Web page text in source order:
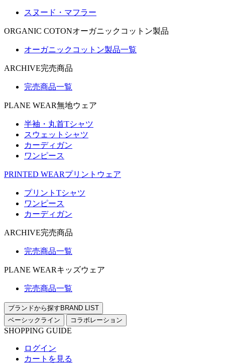
スヌード・マフラー
ORGANIC COTONオーガニックコットン製品
オーガニックコットン製品一覧
ARCHIVE完売商品
完売商品一覧
PLANE WEAR無地ウェア
半袖・丸首Tシャツ
スウェットシャツ
カーディガン
ワンピース
PRINTED WEARプリントウェア
プリントTシャツ
ワンピース
カーディガン
ARCHIVE完売商品
完売商品一覧
PLANE WEARキッズウェア
完売商品一覧
ブランドから探す BRAND LIST
ベーシックライン
コラボレーション
SHOPPING GUIDE
ログイン
カートを見る